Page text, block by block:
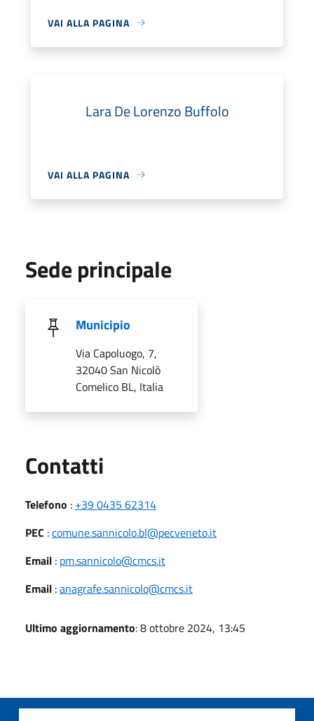
VAI ALLA PAGINA
Lara De Lorenzo Buffolo
VAI ALLA PAGINA
Sede principale
Municipio
Via Capoluogo, 7,
32040 San Nicolò
Comelico BL, Italia
Contatti
Telefono : +39 0435 62314
PEC :comune.sannicolo.bl@pecveneto.it
Email : pm.sannicolo@cmcs.it
Email :anagrafe.sannicolo@cmcs.it
Ultimo aggiornamento: 8 ottobre 2024, 13:45